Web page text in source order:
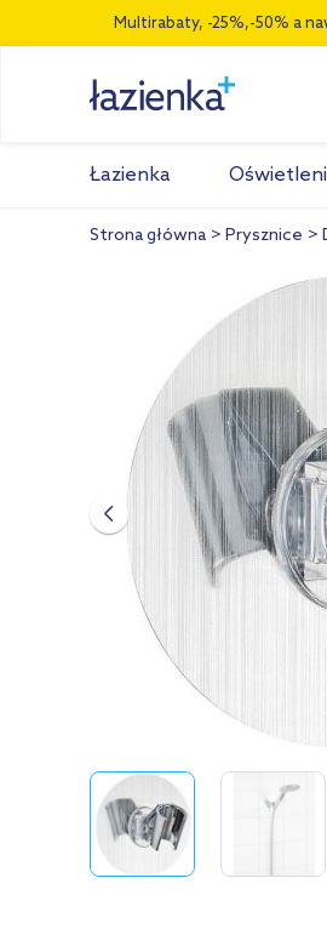
Multirabaty, -25%,-50% a
Łazienka
Strona główna Prysznice